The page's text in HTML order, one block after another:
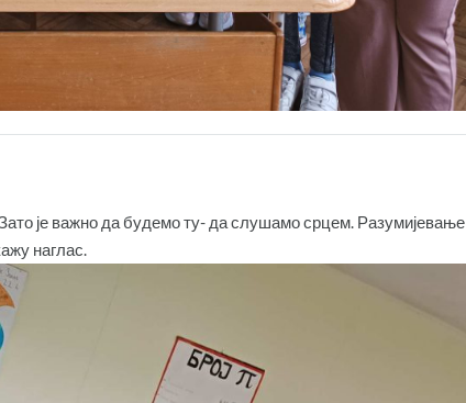
Зато је важно да будемо ту- да слушамо срцем. Разумијевање
наглас.